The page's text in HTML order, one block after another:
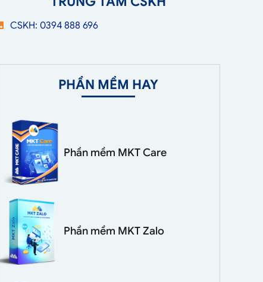
CSKH: 0394 888 696
PHẦN MỀM HAY
Phần mềm MKT Care
Phần mềm MKT Zalo